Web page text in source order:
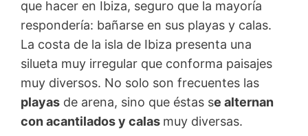
que hacer en Ibiza, seguro que la mayoría
respondería: bañarse en sus playas y calas.
La costa de la isla de Ibiza presenta una
silueta muy irregular que conforma paisajes
muy diversos. No solo son frecuentes las
playas de arena, sino que éstas se alternan
con acantilados y calas muy diversas.